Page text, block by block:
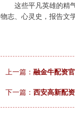
这些平凡英雄的精气
物志、心灵史，报告文
上一篇： 融金牛配资
下一篇： 西安高新配